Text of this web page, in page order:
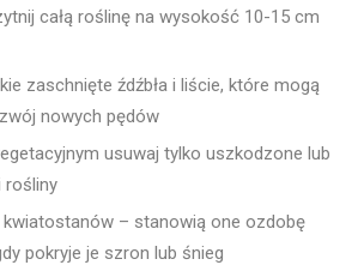
całą roślinę na wysokość 10-15 cm
zaschnięte źdźbła i liście, które mogą
nowych pędów
usuwaj tylko uszkodzone lub
rośliny
kwiatostanów – stanowią one ozdobę
pokryje je szron lub śnieg